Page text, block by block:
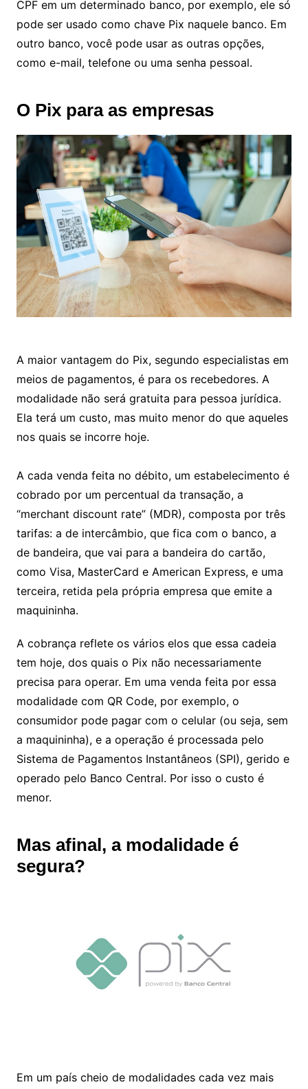
CPF em um determinado banco, por exemplo, ele só
pode ser usado como chave Pix naquele banco. Em
outro banco, você pode usar as outras opções,
como e-mail, telefone ou uma senha pessoal.
O Pix para as empresas
A maior vantagem do Pix, segundo especialistas em
meios de pagamentos, é para os recebedores. A
modalidade não será gratuita para pessoa jurídica.
Ela terá um custo, mas muito menor do que aqueles
nos quais se incorre hoje.
A cada venda feita no débito, um estabelecimento é
cobrado por um percentual da transação, a
“merchant discount rate” (MDR), composta por três
tarifas: a de intercâmbio, que fica com o banco, a
de bandeira, que vai para a bandeira do cartão,
como Visa, MasterCard e American Express, e uma
terceira, retida pela própria empresa que emite a
maquininha.
A cobrança reflete os vários elos que essa cadeia
tem hoje, dos quais o Pix não necessariamente
precisa para operar. Em uma venda feita por essa
modalidade com QR Code, por exemplo, o
consumidor pode pagar com o celular (ou seja, sem
a maquininha), e a operação é processada pelo
Sistema de Pagamentos Instantâneos (SPI), gerido e
operado pelo Banco Central. Por isso o custo é
menor.
Mas afinal, a modalidade é
segura?
Em um país cheio de modalidades cada vez mais